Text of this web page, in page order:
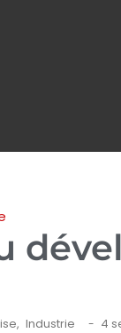
, Industrie - 4